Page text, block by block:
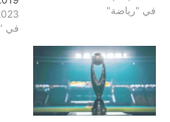
في "رياضة"
في